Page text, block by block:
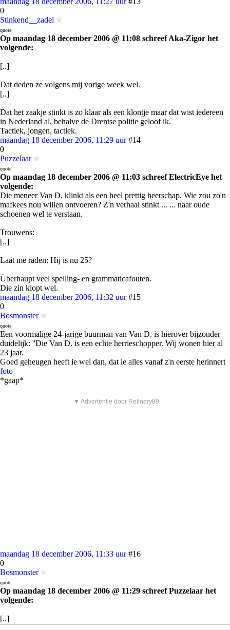
0
Stinkend__zadel
quote:
Op maandag 18 december 2006 @ 11:08 schreef Aka-Zigor het
volgende:
[..]
Dat deden ze volgens mij vorige week wel.
[..]
Dat het zaakje stinkt is zo klaar als een klontje maar dat wist iedereen
in Nederland al, behalve de Drentse politie geloof ik.
Tactiek, jongen, tactiek.
maandag 18 december 2006, 11:29 uur #14
0
Puzzelaar
quote:
Op maandag 18 december 2006 @ 11:03 schreef ElectricEye het
volgende:
Die meneer Van D. klinkt als een heel prettig heerschap. Wie zou zo'n
mafkees nou willen ontvoeren? Z'n verhaal stinkt ... ... naar oude
schoenen wel te verstaan.
Trouwens:
[..]
Laat me raden: Hij is nu 25?
Überhaupt veel spelling- en grammaticafouten.
Die zin klopt wel.
maandag 18 december 2006, 11:32 uur #15
0
Bosmonster
quote:
Een voormalige 24-jarige buurman van Van D. is hierover bijzonder
duidelijk: ''Die Van D. is een echte herrieschopper. Wij wonen hier al
23 jaar.
Goed geheugen heeft ie wel dan, dat ie alles vanaf z'n eerste herinnert
foto
*gaap*
▼ Advertentie door Refinery89
maandag 18 december 2006, 11:33 uur #16
0
Bosmonster
quote:
Op maandag 18 december 2006 @ 11:29 schreef Puzzelaar het
volgende:
[..]